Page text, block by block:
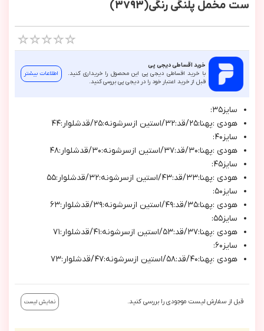
ست مخمل پلنگی رنگی(3793)
خرید اقساطی دیجی پی
با خرید اقساطی دیجی پی این محصول را خریداری کنید.
قبل از خرید اعتبار خود را در دیجی پی بررسی کنید.
اطلاعات بیشتر
سايز٣٥:
هودي :پهنا:٢٥/قد:٣٢/استين ازسرشونه:٢٥/قدشلوار:٤٤
سايز٤٠:
هودي :پهنا:٣٠/قد:٣٧/استين ازسرشونه:٣٠/قدشلوار:٤٨
سايز٤٥:
هودي :پهنا:٣٣/قد:٤٣/استين ازسرشونه:٣٢/قدشلوار:٥٥
سايز٥٠:
هودي :پهنا:٣٥/قد:٤٩/استين ازسرشونه:٣٩/قدشلوار:٦٣
سايز٥٥:
هودي :پهنا:٣٧/قد:٥٣/استين ازسرشونه:٤١/قدشلوار:٧١
سايز٦٠:
هودي :پهنا:٤٠/قد:٥٨/استين ازسرشونه:٤٧/قدشلوار:٧٣
قبل از سفارش لیست موجودی را بررسی کنید. نمایش لیست